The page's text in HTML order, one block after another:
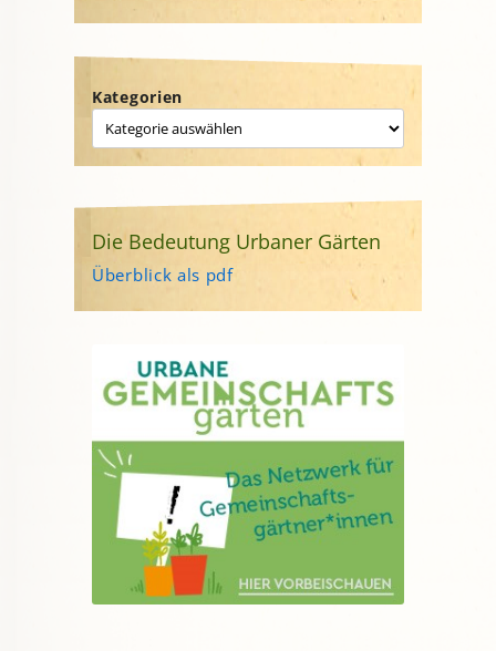
Kategorien
Die Bedeutung Urbaner Gärten
Überblick als pdf